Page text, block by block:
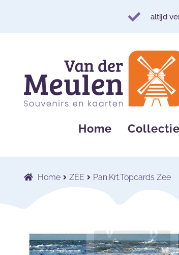
altijd
navigatie
inhoud
Home Collectie
Home ZEE Pan.Krt.Topcards Zee